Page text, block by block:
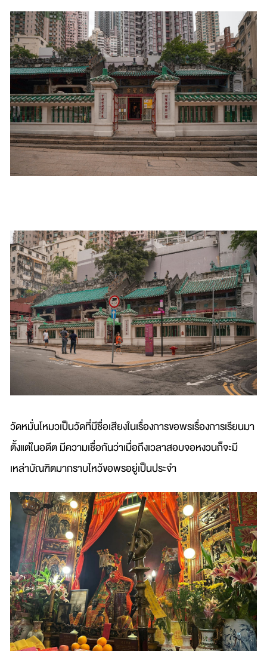
วัดหมั่นโหมวเป็นวัดที่มีชื่อเสียงในเรื่องการขอพรเรื่องการเรียนมา
ตั้งแต่ในอดีต มีความเชื่อกันว่าเมื่อถึงเวลาสอบจอหงวนก็จะมี
เหล่าบัณฑิตมากราบไหว้ขอพรอยู่เป็นประจำ